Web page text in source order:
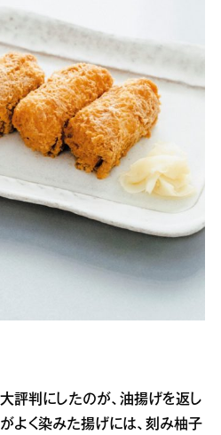
評判にしたのが、油揚げを返し
よく染みた揚げには、刻み柚子